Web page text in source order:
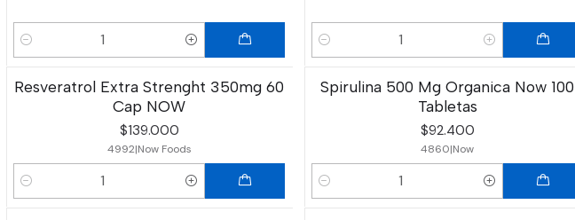
Cantidad Cantidad
Resveratrol Extra Strenght 350mg 60
Cap NOW
$139.000
4992|Now Foods
Cantidad
Spirulina 500 Mg Organica Now 100
Tabletas
$92.400
4860|Now
Cantidad